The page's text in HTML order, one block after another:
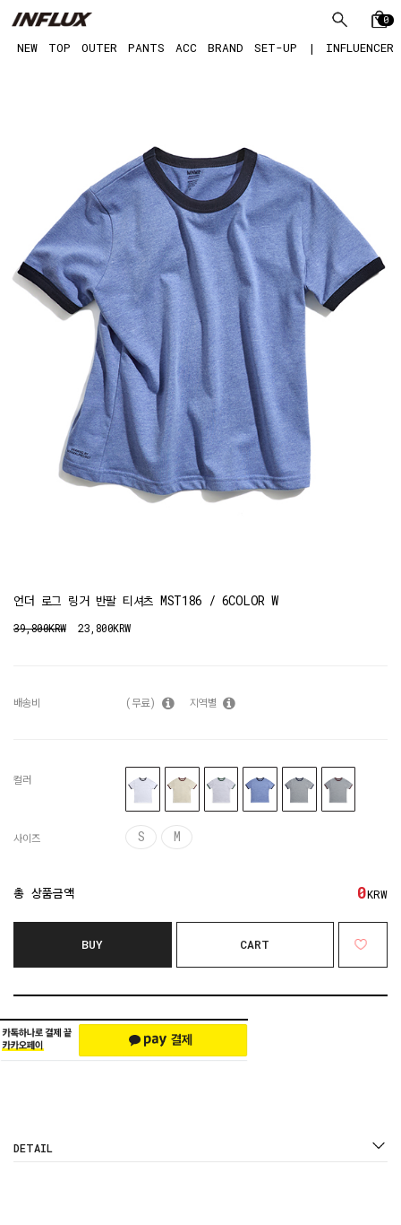
0
NEW TOP OUTER PANTS ACC BRAND SET-UP | INFLUENCER
언더 로그 링거 반팔 티셔츠 MST186 / 6COLOR W
39,800KRW 23,800KRW
배송비 (무료) 지역별
컬러
사이즈 S M
총 상품금액 0KRW
BUY CART
DETAIL